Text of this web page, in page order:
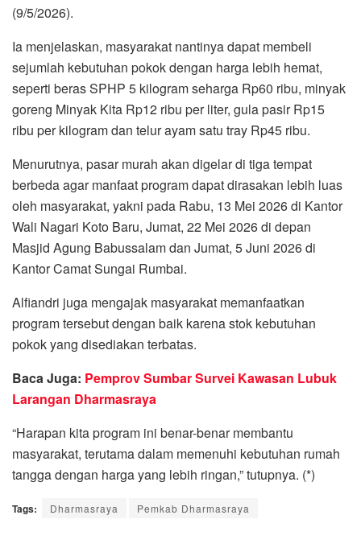
(9/5/2026).
Ia menjelaskan, masyarakat nantinya dapat membeli
sejumlah kebutuhan pokok dengan harga lebih hemat,
seperti beras SPHP 5 kilogram seharga Rp60 ribu, minyak
goreng Minyak Kita Rp12 ribu per liter, gula pasir Rp15
ribu per kilogram dan telur ayam satu tray Rp45 ribu.
Menurutnya, pasar murah akan digelar di tiga tempat
berbeda agar manfaat program dapat dirasakan lebih luas
oleh masyarakat, yakni pada Rabu, 13 Mei 2026 di Kantor
Wali Nagari Koto Baru, Jumat, 22 Mei 2026 di depan
Masjid Agung Babussalam dan Jumat, 5 Juni 2026 di
Kantor Camat Sungai Rumbai.
Alfiandri juga mengajak masyarakat memanfaatkan
program tersebut dengan baik karena stok kebutuhan
pokok yang disediakan terbatas.
Baca Juga: Pemprov Sumbar Survei Kawasan Lubuk
Larangan Dharmasraya
“Harapan kita program ini benar-benar membantu
masyarakat, terutama dalam memenuhi kebutuhan rumah
tangga dengan harga yang lebih ringan,” tutupnya. (*)
Tags: Dharmasraya Pemkab Dharmasraya